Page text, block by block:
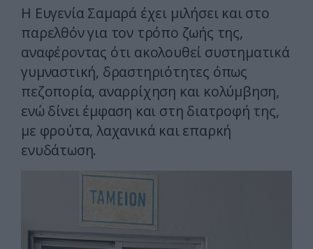
Η Ευγενία Σαμαρά έχει μιλήσει και στο
παρελθόν για τον τρόπο ζωής της,
αναφέροντας ότι ακολουθεί συστηματικά
γυμναστική, δραστηριότητες όπως
πεζοπορία, αναρρίχηση και κολύμβηση,
ενώ δίνει έμφαση και στη διατροφή της,
με φρούτα, λαχανικά και επαρκή
ενυδάτωση.